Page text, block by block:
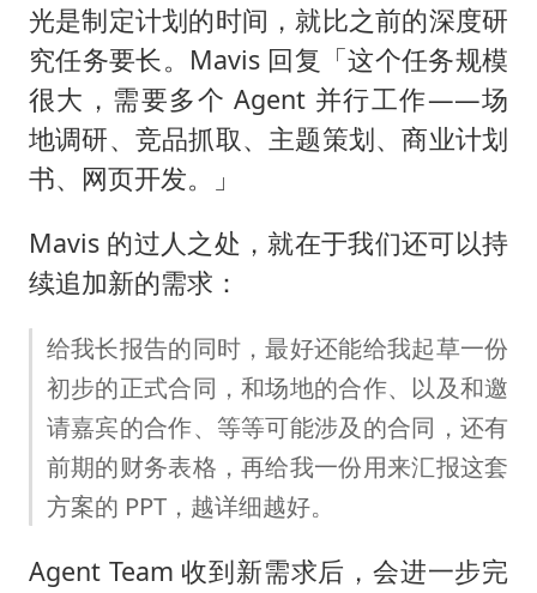
光是制定计划的时间，就比之前的深度研
究任务要长。Mavis 回复「这个任务规模
很大，需要多个 Agent 并行工作——场
地调研、竞品抓取、主题策划、商业计划
书、网页开发。」
Mavis 的过人之处，就在于我们还可以持
续追加新的需求：
给我长报告的同时，最好还能给我起草一份
初步的正式合同，和场地的合作、以及和邀
请嘉宾的合作、等等可能涉及的合同，还有
前期的财务表格，再给我一份用来汇报这套
方案的 PPT，越详细越好。
Agent Team 收到新需求后，会进一步完